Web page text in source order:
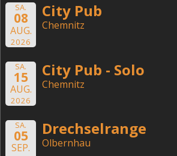
SA.
08
AUG.
2026
City Pub
Chemnitz
SA.
15
AUG.
2026
City Pub - Solo
Chemnitz
SA.
05
SEP.
Drechselrange
Olbernhau